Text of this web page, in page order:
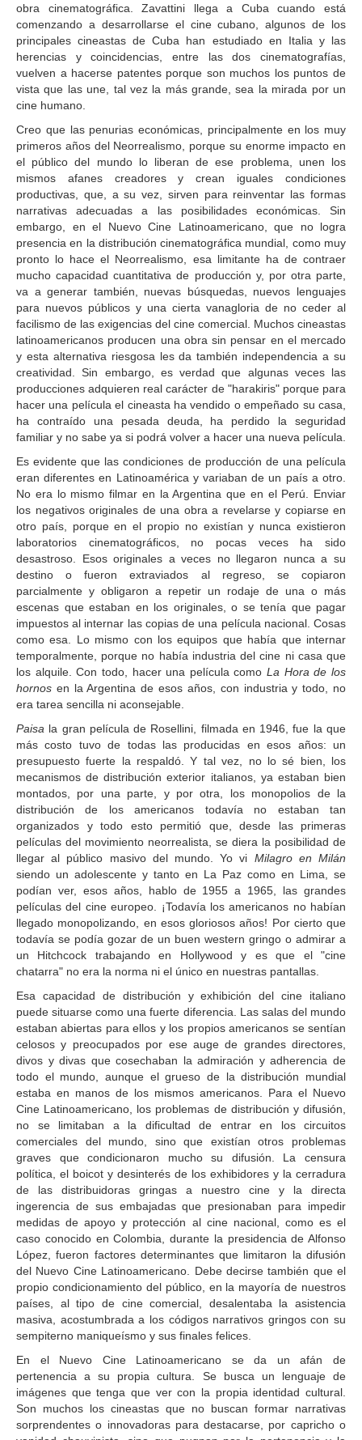
obra cinematográfica. Zavattini llega a Cuba cuando está
comenzando a desarrollarse el cine cubano, algunos de los
principales cineastas de Cuba han estudiado en Italia y las
herencias y coincidencias, entre las dos cinematografías,
vuelven a hacerse patentes porque son muchos los puntos de
vista que las une, tal vez la más grande, sea la mirada por un
cine humano.
Creo que las penurias económicas, principalmente en los muy
primeros años del Neorrealismo, porque su enorme impacto en
el público del mundo lo liberan de ese problema, unen los
mismos afanes creadores y crean iguales condiciones
productivas, que, a su vez, sirven para reinventar las formas
narrativas adecuadas a las posibilidades económicas. Sin
embargo, en el Nuevo Cine Latinoamericano, que no logra
presencia en la distribución cinematográfica mundial, como muy
pronto lo hace el Neorrealismo, esa limitante ha de contraer
mucho capacidad cuantitativa de producción y, por otra parte,
va a generar también, nuevas búsquedas, nuevos lenguajes
para nuevos públicos y una cierta vanagloria de no ceder al
facilismo de las exigencias del cine comercial. Muchos cineastas
latinoamericanos producen una obra sin pensar en el mercado
y esta alternativa riesgosa les da también independencia a su
creatividad. Sin embargo, es verdad que algunas veces las
producciones adquieren real carácter de "harakiris" porque para
hacer una película el cineasta ha vendido o empeñado su casa,
ha contraído una pesada deuda, ha perdido la seguridad
familiar y no sabe ya si podrá volver a hacer una nueva película.
Es evidente que las condiciones de producción de una película
eran diferentes en Latinoamérica y variaban de un país a otro.
No era lo mismo filmar en la Argentina que en el Perú. Enviar
los negativos originales de una obra a revelarse y copiarse en
otro país, porque en el propio no existían y nunca existieron
laboratorios cinematográficos, no pocas veces ha sido
desastroso. Esos originales a veces no llegaron nunca a su
destino o fueron extraviados al regreso, se copiaron
parcialmente y obligaron a repetir un rodaje de una o más
escenas que estaban en los originales, o se tenía que pagar
impuestos al internar las copias de una película nacional. Cosas
como esa. Lo mismo con los equipos que había que internar
temporalmente, porque no había industria del cine ni casa que
los alquile. Con todo, hacer una película comoLa Hora de los
hornos en la Argentina de esos años, con industria y todo, no
era tarea sencilla ni aconsejable.
Paisa la gran película de Rosellini, filmada en 1946, fue la que
más costo tuvo de todas las producidas en esos años: un
presupuesto fuerte la respaldó. Y tal vez, no lo sé bien, los
mecanismos de distribución exterior italianos, ya estaban bien
montados, por una parte, y por otra, los monopolios de la
distribución de los americanos todavía no estaban tan
organizados y todo esto permitió que, desde las primeras
películas del movimiento neorrealista, se diera la posibilidad de
llegar al público masivo del mundo. Yo vi Milagro en Milán
siendo un adolescente y tanto en La Paz como en Lima, se
podían ver, esos años, hablo de 1955 a 1965, las grandes
películas del cine europeo. ¡Todavía los americanos no habían
llegado monopolizando, en esos gloriosos años! Por cierto que
todavía se podía gozar de un buen western gringo o admirar a
un Hitchcock trabajando en Hollywood y es que el "cine
chatarra" no era la norma ni el único en nuestras pantallas.
Esa capacidad de distribución y exhibición del cine italiano
puede situarse como una fuerte diferencia. Las salas del mundo
estaban abiertas para ellos y los propios americanos se sentían
celosos y preocupados por ese auge de grandes directores,
divos y divas que cosechaban la admiración y adherencia de
todo el mundo, aunque el grueso de la distribución mundial
estaba en manos de los mismos americanos. Para el Nuevo
Cine Latinoamericano, los problemas de distribución y difusión,
no se limitaban a la dificultad de entrar en los circuitos
comerciales del mundo, sino que existían otros problemas
graves que condicionaron mucho su difusión. La censura
política, el boicot y desinterés de los exhibidores y la cerradura
de las distribuidoras gringas a nuestro cine y la directa
ingerencia de sus embajadas que presionaban para impedir
medidas de apoyo y protección al cine nacional, como es el
caso conocido en Colombia, durante la presidencia de Alfonso
López, fueron factores determinantes que limitaron la difusión
del Nuevo Cine Latinoamericano. Debe decirse también que el
propio condicionamiento del público, en la mayoría de nuestros
países, al tipo de cine comercial, desalentaba la asistencia
masiva, acostumbrada a los códigos narrativos gringos con su
sempiterno maniqueísmo y sus finales felices.
En el Nuevo Cine Latinoamericano se da un afán de
pertenencia a su propia cultura. Se busca un lenguaje de
imágenes que tenga que ver con la propia identidad cultural.
Son muchos los cineastas que no buscan formar narrativas
sorprendentes o innovadoras para destacarse, por capricho o